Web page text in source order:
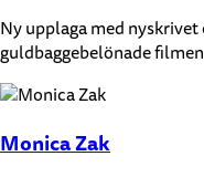
Ny upplaga med
guldbaggebelönade
Monica Zak